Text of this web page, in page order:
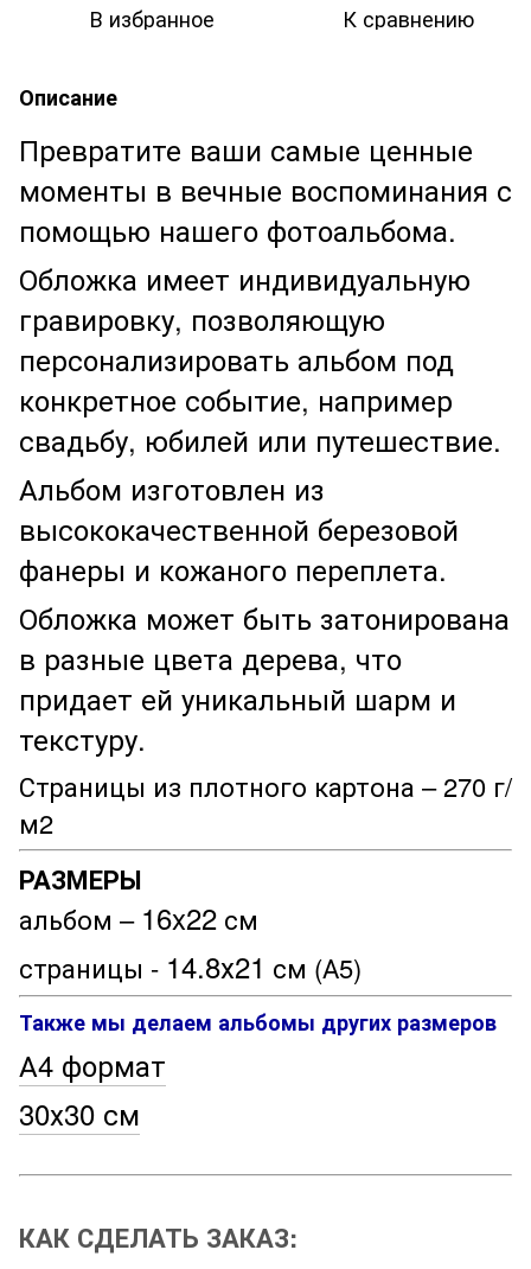
В избранное К сравнению
Описание
Превратите ваши самые ценные
моменты в вечные воспоминания с
помощью нашего фотоальбома.
Обложка имеет индивидуальную
гравировку, позволяющую
персонализировать альбом под
конкретное событие, например
свадьбу, юбилей или путешествие.
Альбом изготовлен из
высококачественной березовой
фанеры и кожаного переплета.
Обложка может быть затонирована
в разные цвета дерева, что
придает ей уникальный шарм и
текстуру.
Страницы из плотного картона – 270 г/
м2
РАЗМЕРЫ
альбом – 16x22 см
страницы - 14.8х21 см (А5)
Также мы делаем альбомы других размеров
А4 формат
30х30 см
КАК СДЕЛАТЬ ЗАКАЗ: